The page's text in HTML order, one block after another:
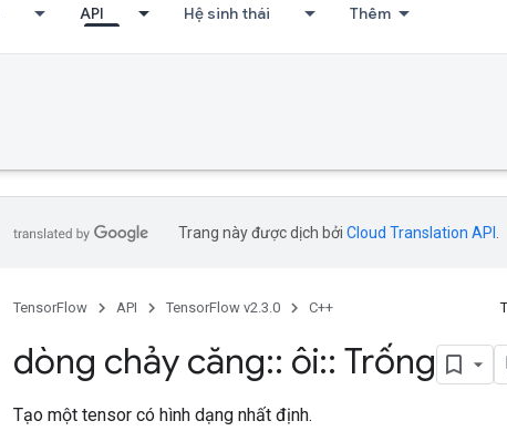
API Hệ sinh thái Thêm
Trang này được dịch bởi Cloud Translation API
TensorFlow API TensorFlow v2.3.0 C++
dòng chảy căng:: ôi:: Trống
Tạo một tensor có hình dạng nhất định.